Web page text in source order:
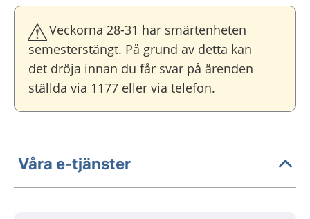
Veckorna 28-31 har smärtenheten
semesterstängt. På grund av detta kan
det dröja innan du får svar på ärenden
ställda via 1177 eller via telefon.
Våra e-tjänster